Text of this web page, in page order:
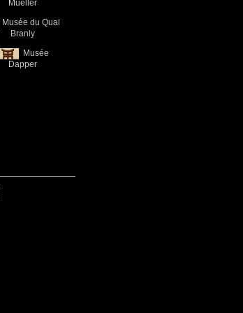
Mueller
Musée du Quai
Branly
Musée
Dapper